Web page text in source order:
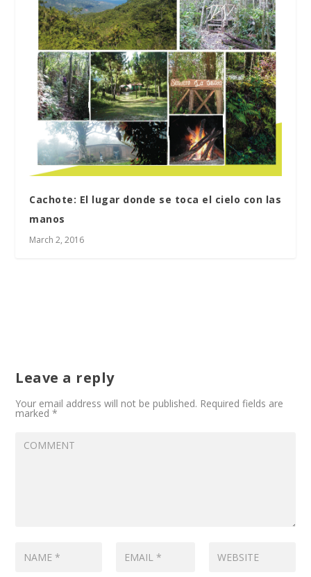
Cachote: El lugar donde se toca el cielo con las
manos
March 2, 2016
Leave a reply
Your email address will not be published. Required fields are
marked*